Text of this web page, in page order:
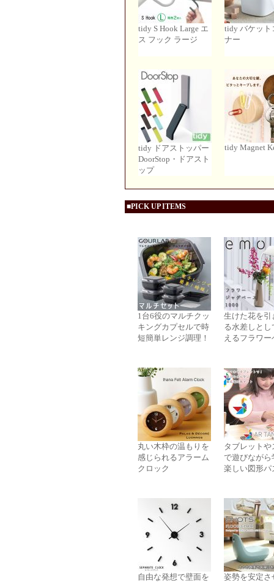
tidy S Hook Large エ
ス フック ラージ
tidy バケット
ナー
tidy ドアストッパー
DoorStop・ドアスト
ップ
tidy Magnet
■PICK UP ITEMS
1台6役のマルチクッ
キングカプセルで時
短簡単レンジ調理！
生けた花を引
る水差しとし
えるフラワー
丸い木枠の温もりを
感じられるアラーム
クロック
タブレットや
で遊びながら
楽しい図形パ
自由な発想で壁面を
姿勢を安定さ